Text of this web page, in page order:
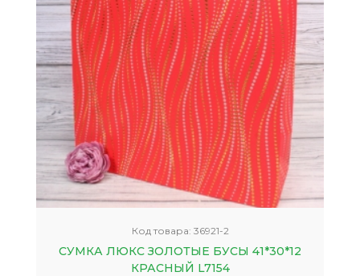
Код товара: 36921-2
СУМКА ЛЮКС ЗОЛОТЫЕ БУСЫ 41*30*12
КРАСНЫЙ L7154